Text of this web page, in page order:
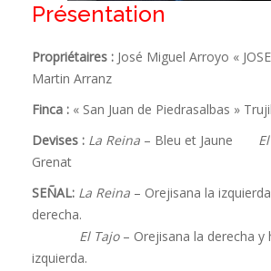
Présentation
Propriétaires : José Miguel Arroyo «
Martin Arranz
Finca : « San Juan de Piedrasalbas »
Devises : La Reina – Bleu et Jaune
Grenat
SEÑAL: La Reina – Orejisana la
derecha.
El Tajo– Orejisana la derecha y
izquierda.